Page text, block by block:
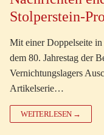
Stolperstein-
Mit einer Doppelseite
dem 80. Jahrestag der
Vernichtungslagers
Artikelserie…
WEITERLESEN →